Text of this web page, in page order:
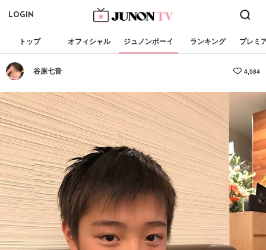
LOGIN
トップ オフィシャル ジュノンボーイ ランキング プレミ
谷原七音 4,584